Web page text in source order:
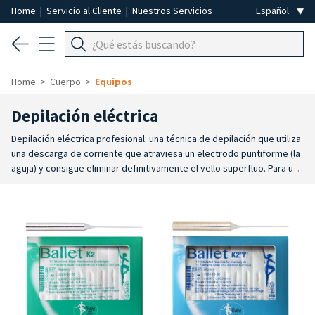
Home | Servicio al Cliente | Nuestros Servicios
Home Cuerpo Equipos
Depilación eléctrica
Depilación eléctrica profesional: una técnica de depilación que utiliza
una descarga de corriente que atraviesa un electrodo puntiforme (la
aguja) y consigue eliminar definitivamente el vello superfluo. Para una
electrodepilación es un tratamiento de depilación definitiva para el
vello visible, pero también se puede utilizar para el vello claro o
blanco. Alternativa a otros métodos del sector de la estética
profesional (láser y luz pulsada) para eliminar el vello de forma
definitiva. Las agujas utilizadas deben ser desechables, estériles y
muy finas, para penetrar con precisión en el folículo piloso, hasta el